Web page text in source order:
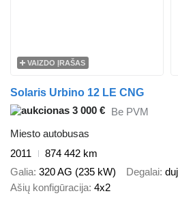
VAIZDO ĮRAŠAS
Solaris Urbino 12 LE CNG
3 000 € Be PVM
Miesto autobusas
2011
874 442 km
Galia 320 AG (235 kW) Degalai
Ašių konfigūracija 4x2